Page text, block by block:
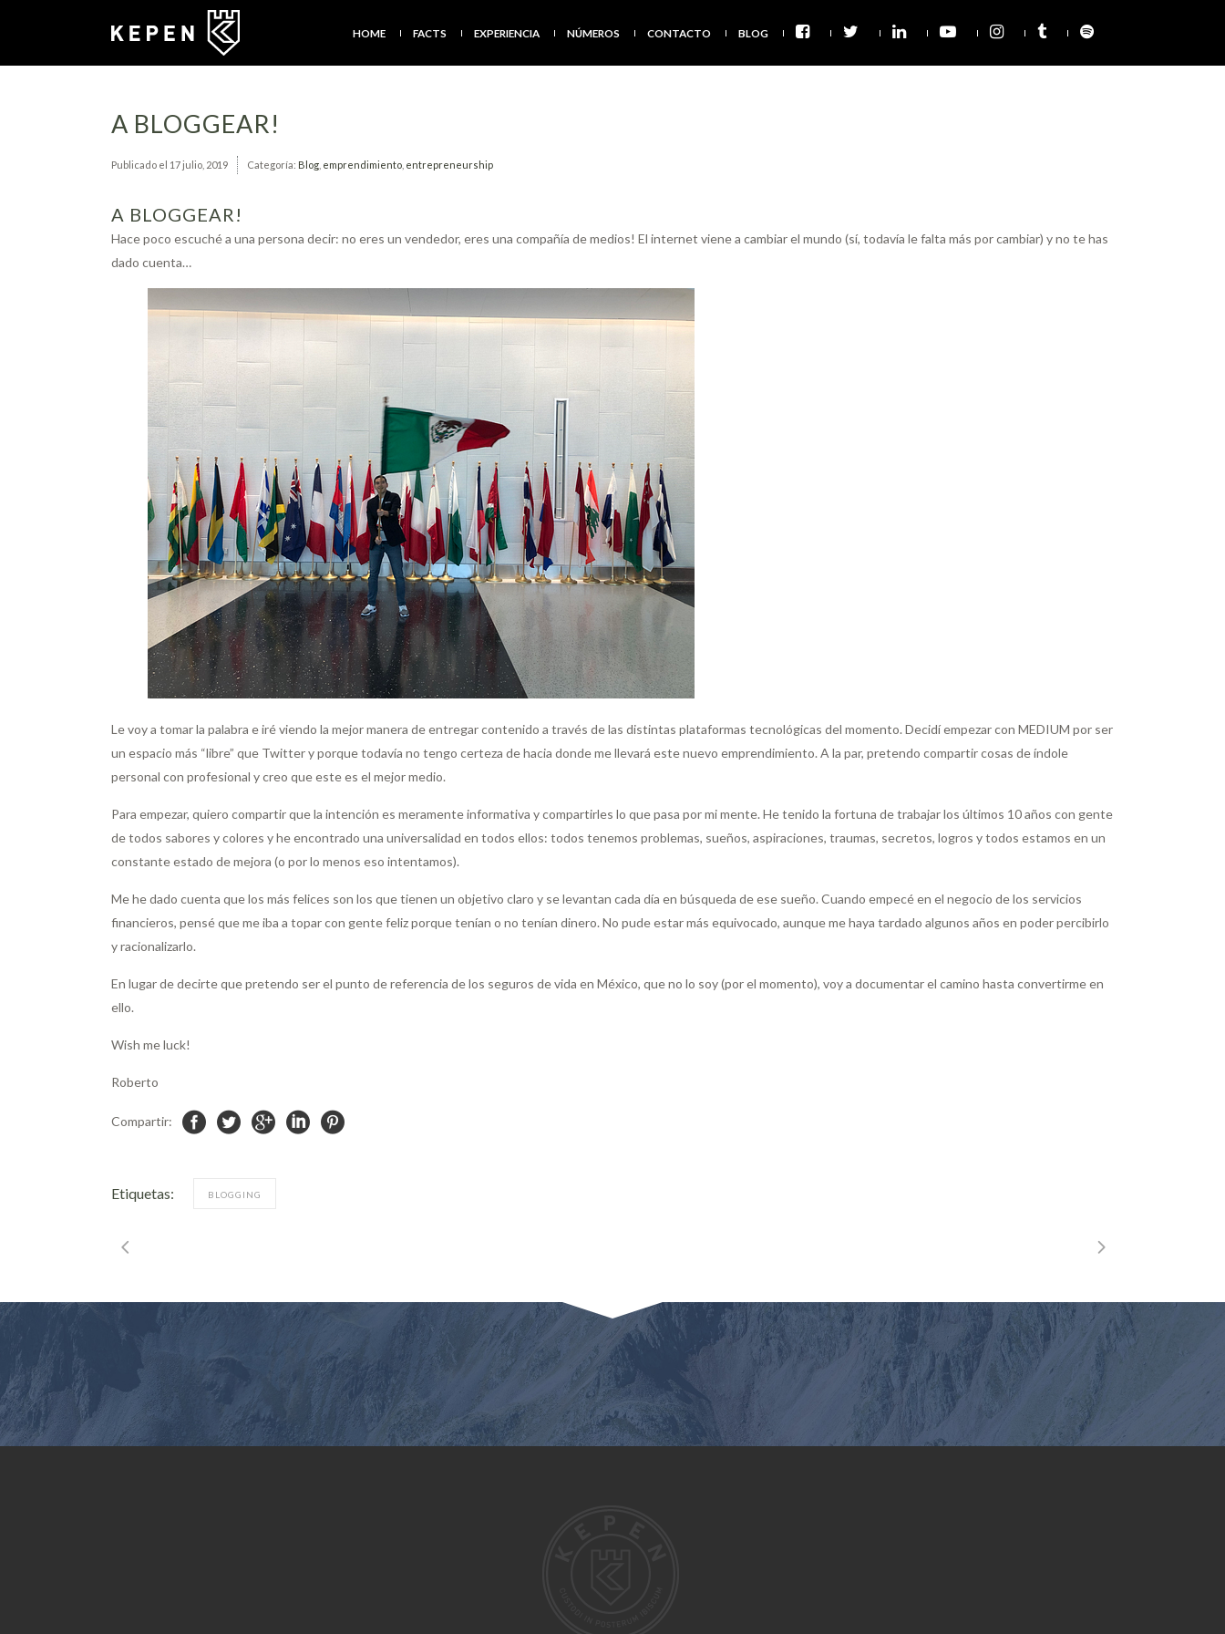
HOME FACTS EXPERIENCIA NÚMEROS CONTACTO BLOG
A BLOGGEAR!
Publicado el 17 julio, 2019 Categoría: Blog emprendimiento entrepreneurship
A BLOGGEAR!
Hace poco escuché a una persona decir: no eres un vendedor, eres una compañía de medios! El internet viene a cambiar el mundo (sí, todavía le falta más por cambiar) y no te has
dado cuenta…
Le voy a tomar la palabra e iré viendo la mejor manera de entregar contenido a través de las distintas plataformas tecnológicas del momento. Decidí empezar con MEDIUM por ser
un espacio más “libre” que Twitter y porque todavía no tengo certeza de hacia donde me llevará este nuevo emprendimiento. A la par, pretendo compartir cosas de índole
personal con profesional y creo que este es el mejor medio.
Para empezar, quiero compartir que la intención es meramente informativa y compartirles lo que pasa por mi mente. He tenido la fortuna de trabajar los últimos 10 años con gente
de todos sabores y colores y he encontrado una universalidad en todos ellos: todos tenemos problemas, sueños, aspiraciones, traumas, secretos, logros y todos estamos en un
constante estado de mejora (o por lo menos eso intentamos).
Me he dado cuenta que los más felices son los que tienen un objetivo claro y se levantan cada día en búsqueda de ese sueño. Cuando empecé en el negocio de los servicios
financieros, pensé que me iba a topar con gente feliz porque tenían o no tenían dinero. No pude estar más equivocado, aunque me haya tardado algunos años en poder percibirlo
y racionalizarlo.
En lugar de decirte que pretendo ser el punto de referencia de los seguros de vida en México, que no lo soy (por el momento), voy a documentar el camino hasta convertirme en
ello.
Wish me luck!
Roberto
Compartir:
Etiquetas: BLOGGING